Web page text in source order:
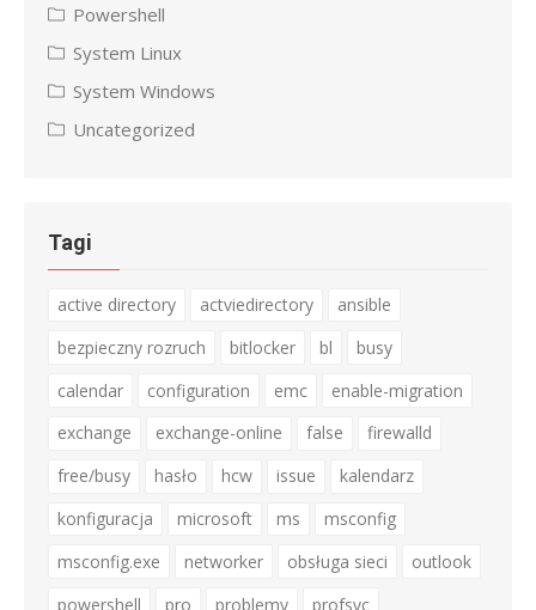
Powershell
System Linux
System Windows
Uncategorized
Tagi
active directory actviedirectory
ansible
bezpieczny rozruch
bitlocker bl
busy
calendar
configuration emc
enable-migration
exchange
exchange-online false
firewalld
free/busy
hasło hcw issue
kalendarz
konfiguracja
microsoft ms
msconfig
msconfig.exe
networker obsługa sieci
outlook
powershell
pro problemy profsvc